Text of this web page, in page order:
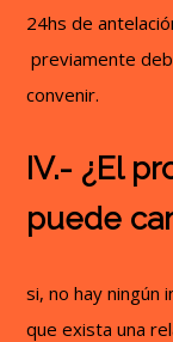
24hs de
previamente
convenir.
IV.- ¿El
puede
si, no hay ningún
que exista una